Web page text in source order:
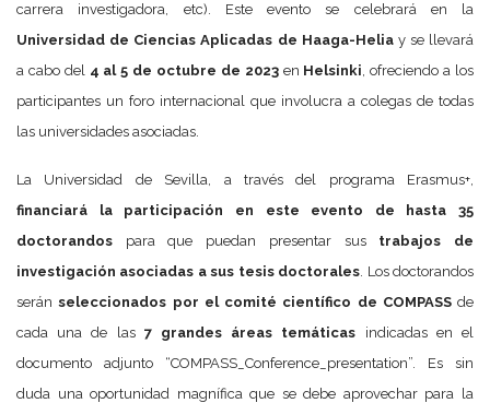
carrera investigadora, etc). Este evento se celebrará en la
Universidad de Ciencias Aplicadas de Haaga-Heliay se llevará
a cabo del 4 al 5 de octubre de 2023en Helsinki, ofreciendo a los
participantes un foro internacional que involucra a colegas de todas
las universidades asociadas.
La Universidad de Sevilla, a través del programa Erasmus+,
financiará la participación en este evento de hasta 35
doctorandos para que puedan presentar sus trabajos de
investigación asociadas a sus tesis doctorales. Los doctorandos
seránseleccionados por el comité científico de COMPASSde
cada una de las 7 grandes áreas temáticas indicadas en el
documento adjunto “COMPASS_Conference_presentation”. Es sin
duda una oportunidad magnífica que se debe aprovechar para la